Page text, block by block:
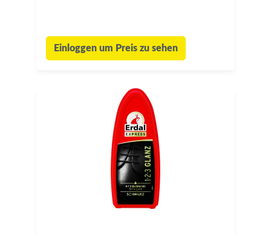
Einloggen um Preis zu sehen